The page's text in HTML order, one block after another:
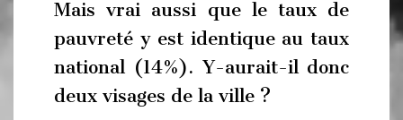
Mais vrai aussi que le taux de
pauvreté y est identique au taux
national (14%). Y-aurait-il donc
deux visages de la ville ?